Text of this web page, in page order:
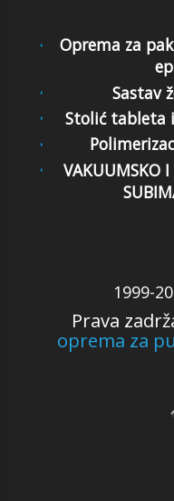
1999-
Prava
oprema za
Oprema za
Sastav
Stolić tableta
VAKUUMSKO I